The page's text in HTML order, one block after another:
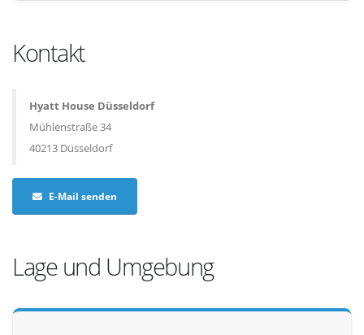
Kontakt
Hyatt House Düsseldorf
Mühlenstraße 34
40213 Düsseldorf
E-Mail senden
Lage und Umgebung